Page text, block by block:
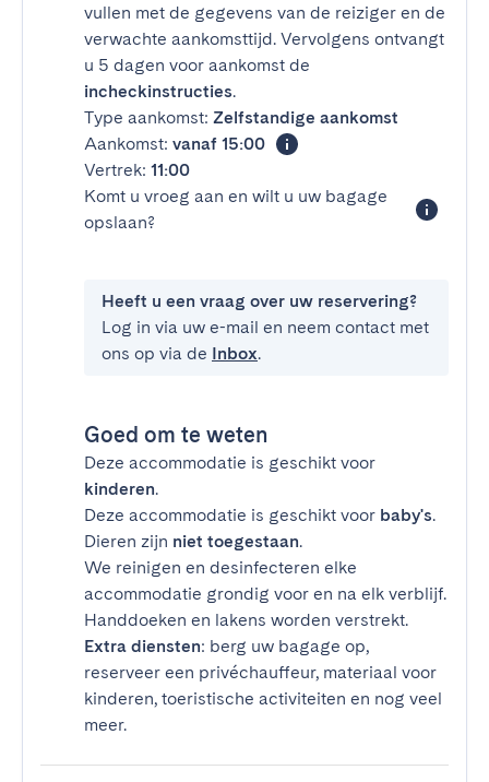
vullen met de gegevens van de reiziger en de
verwachte aankomsttijd. Vervolgens ontvangt
u 5 dagen voor aankomst de
incheckinstructies.
Type aankomst: Zelfstandige aankomst
Aankomst: vanaf 15:00
Vertrek: 11:00
Komt u vroeg aan en wilt u uw bagage
opslaan?
Heeft u een vraag over uw reservering?
Log in via uw e-mail en neem contact met
ons op via de Inbox.
Goed om te weten
Deze accommodatie is geschikt voor
kinderen.
Deze accommodatie is geschikt voor baby's.
Dieren zijn niet toegestaan.
We reinigen en desinfecteren elke
accommodatie grondig voor en na elk verblijf.
Handdoeken en lakens worden verstrekt.
Extra diensten: berg uw bagage op,
reserveer een privéchauffeur, materiaal voor
kinderen, toeristische activiteiten en nog veel
meer.